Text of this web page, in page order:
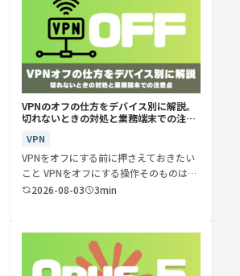
VPNのオフの仕方をデバイス別に解説。
切れないときの対処と業務端末での注意
VPN
VPNをオフにする前に押さえておきたい
こと VPNをオフにする操作そのものは、
ど…2026-08-03 3min